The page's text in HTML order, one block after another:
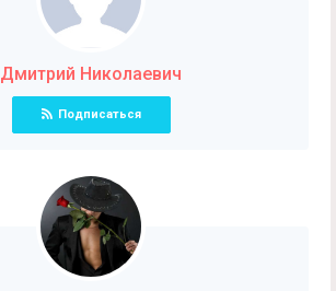
Дмитрий Николаевич
Подписаться